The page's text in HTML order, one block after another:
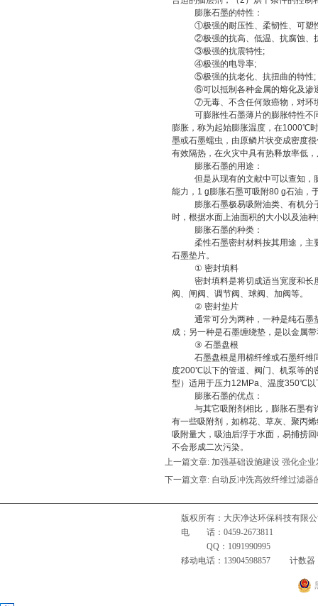
膨胀石墨的特性：
①极强的耐压性、柔韧性、可塑
②极强的抗高、低温、抗腐蚀、
③极强的抗震特性;
④极强的电导率;
⑤极强的抗老化、抗扭曲的特性;
⑥可以抵制各种金属的熔化及渗
⑦无毒、不含任何致癌物，对环
可膨胀性石墨薄片的膨胀特性不
膨胀，称为起始膨胀温度，在1000℃
墨或石墨蠕虫，由原鳞片状变成密度
有效隔热，在火灾中具有热释放率低
膨胀石墨的用途：
但是从现有的文献中可以查知，
能力， 1 g膨胀石墨可吸附80 g石油，
膨胀石墨极易吸附油类、有机
时，根据水面上油面积的大小以及油
膨胀石墨的种类：
柔性石墨密封材料按其用途，主
石墨垫片。
① 密封填料
密封填料是将切成适当宽度和长
阀、闸阀、调节阀、球阀、加阀等。
② 密封垫片
通常可分为两种，一种是纯石墨
成；另一种是石墨缠绕垫，是以金属
③ 石墨盘根
石墨盘根是用棉纤维或石墨纤维
度200℃以下的管道、阀门、机泵等
型）适用于压力12MPa、温度350℃
膨胀石墨的优点：
与其它吸附剂相比，膨胀石墨有
有一些吸附剂，如棉花、草灰、聚丙
吸附量大，吸油后浮于水面，易捕捞
不会形成二次污染。
上一篇文章: 加强基础设施建设 强化企
下一篇文章: 自动反冲洗高效纤维过滤器
版权所有：大庆净达环保科技有
电 话：0459-2673811
QQ：
移动电话：13904598857 计数器